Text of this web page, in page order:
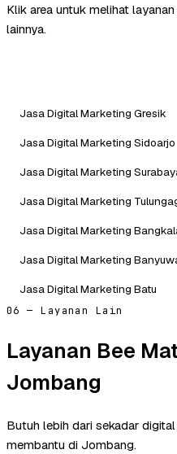
Klik area untuk melihat
lainnya.
Jasa Digital Marketing Gresik
Jasa Digital Marketing Sidoarjo
Jasa Digital Marketing
Jasa Digital Marketing
Jasa Digital Marketing
Jasa Digital Marketing
Jasa Digital Marketing Batu
06 — Layanan Lain
Layanan Bee
Jombang
Butuh lebih dari sekadar
membantu di Jombang.